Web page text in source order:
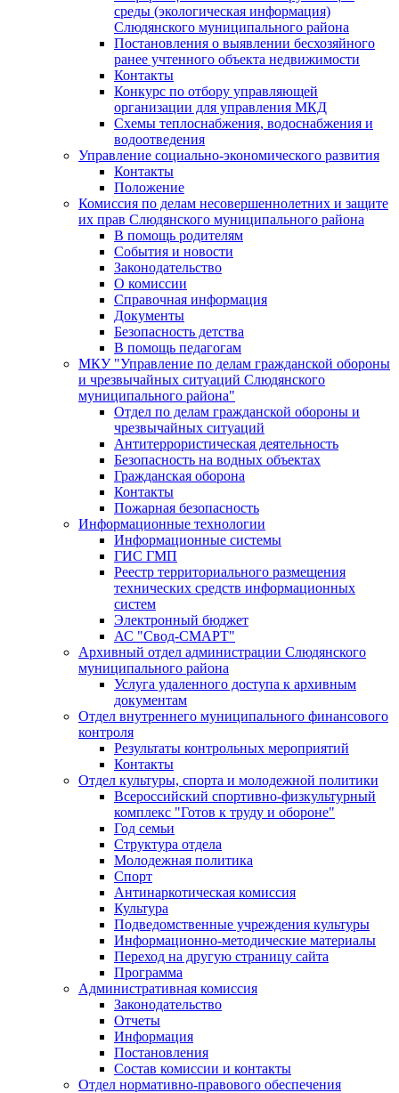
среды (экологическая информация)
Слюдянского муниципального района
Постановления о выявлении бесхозяйного
ранее учтенного объекта недвижимости
Контакты
Конкурс по отбору управляющей
организации для управления МКД
Схемы теплоснабжения, водоснабжения и
водоотведения
Управление социально-экономического развития
Контакты
Положение
Комиссия по делам несовершеннолетних и защите
их прав Слюдянского муниципального района
В помощь родителям
События и новости
Законодательство
О комиссии
Справочная информация
Документы
Безопасность детства
В помощь педагогам
МКУ "Управление по делам гражданской обороны
и чрезвычайных ситуаций Слюдянского
муниципального района"
Отдел по делам гражданской обороны и
чрезвычайных ситуаций
Антитеррористическая деятельность
Безопасность на водных объектах
Гражданская оборона
Контакты
Пожарная безопасность
Информационные технологии
Информационные системы
ГИС ГМП
Реестр территориального размещения
технических средств информационных
систем
Электронный бюджет
АС "Свод-СМАРТ"
Архивный отдел администрации Слюдянского
муниципального района
Услуга удаленного доступа к архивным
документам
Отдел внутреннего муниципального финансового
контроля
Результаты контрольных мероприятий
Контакты
Отдел культуры, спорта и молодежной политики
Всероссийский спортивно-физкультурный
комплекс "Готов к труду и обороне"
Год семьи
Структура отдела
Молодежная политика
Спорт
Антинаркотическая комиссия
Культура
Подведомственные учреждения культуры
Информационно-методические материалы
Переход на другую страницу сайта
Программа
Административная комиссия
Законодательство
Отчеты
Информация
Постановления
Состав комиссии и контакты
Отдел нормативно-правового обеспечения